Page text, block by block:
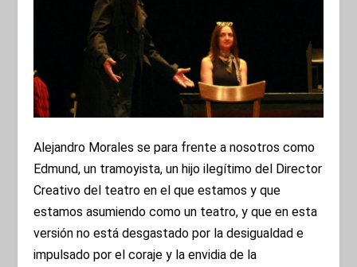
Alejandro Morales se para frente a nosotros como
Edmund, un tramoyista, un hijo ilegítimo del Director
Creativo del teatro en el que estamos y que
estamos asumiendo como un teatro, y que en esta
versión no está desgastado por la desigualdad e
impulsado por el coraje y la envidia de la